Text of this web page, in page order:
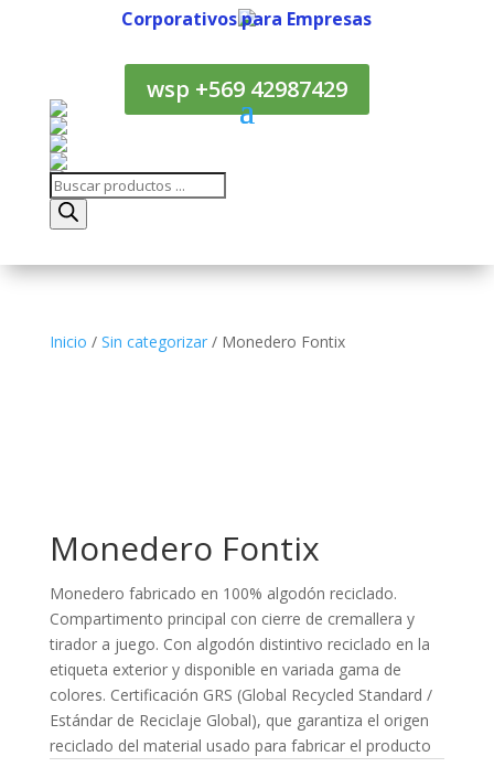
Corporativos para Empresas
wsp +569 42987429
Búsqueda
de
productos
Inicio / Sin categorizar/ Monedero Fontix
Monedero Fontix
Monedero fabricado en 100% algodón reciclado.
Compartimento principal con cierre de cremallera y
tirador a juego. Con algodón distintivo reciclado en la
etiqueta exterior y disponible en variada gama de
colores. Certificación GRS (Global Recycled Standard /
Estándar de Reciclaje Global), que garantiza el origen
reciclado del material usado para fabricar el producto